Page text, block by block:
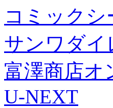
コミックシ
サンワダイ
富澤商店オ
U-NEXT